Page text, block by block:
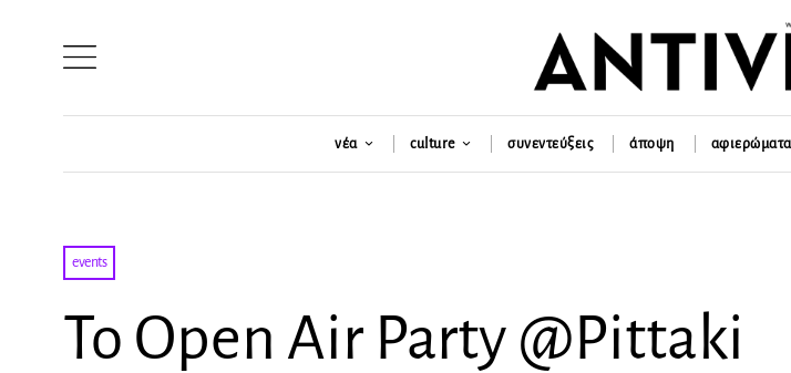
νέα culture συνεντεύξεις άποψη αφιερώματα
events
Το Open Air Party @Pittaki